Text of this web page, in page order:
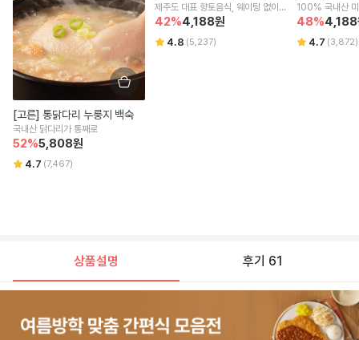
[고른] 통닭다리 누룽지 백숙
국내산 닭다리가 통째로
52%5,808원
4.7 (7,467)
제주도 대표 향토음식, 웨이팅 없이
간편하게
42%4,188원
4.8 (5,237)
100% 국내산
48%4,188
4.7 (3,872)
상품설명 후기 61